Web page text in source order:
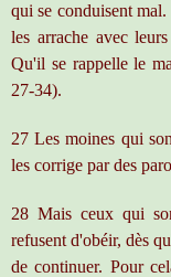
qui se conduisent
les arrache avec
Qu'il se rappelle le
27-34).
27 Les moines qui
les corrige par des
28 Mais ceux qui
refusent d'obéir, dès
de continuer. Pour